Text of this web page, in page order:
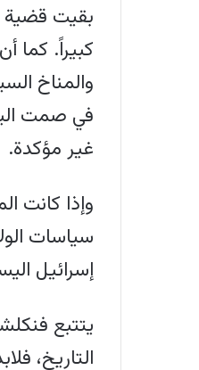
بقيت قضية
كبيراً. كما
والمناخ
في صمت
غير مؤكدة.
وإذا كانت
سياسات
إسرائيل
يتتبع
التاريخ،